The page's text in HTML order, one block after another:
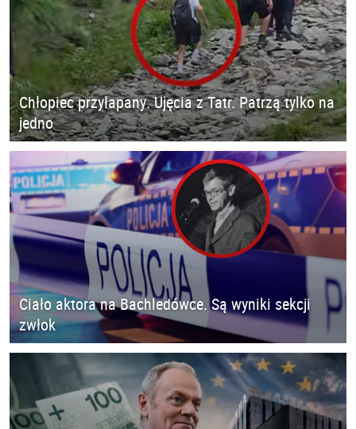
Chłopiec przyłapany. Ujęcia z Tatr. Patrzą tylko na
jedno
Ciało aktora na Bachledówce. Są wyniki sekcji
zwłok